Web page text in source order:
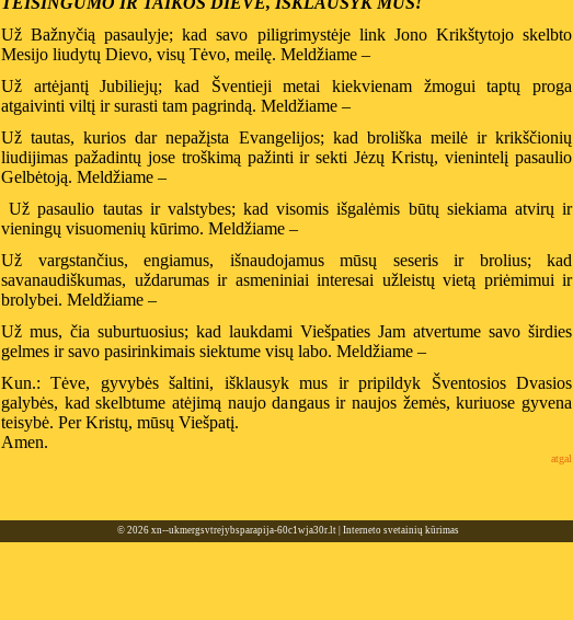
Už Bažnyčią pasaulyje; kad savo piligrimystėje link Jono Krikštytojo skelbto
Mesijo liudytų Dievo, visų Tėvo, meilę. Meldžiame –
Už artėjantį Jubiliejų; kad Šventieji metai kiekvienam žmogui taptų proga
atgaivinti viltį ir surasti tam pagrindą. Meldžiame –
Už tautas, kurios dar nepažįsta Evangelijos; kad broliška meilė ir krikščionių
liudijimas pažadintų jose troškimą pažinti ir sekti Jėzų Kristų, vienintelį pasaulio
Gelbėtoją. Meldžiame –
Už pasaulio tautas ir valstybes; kad visomis išgalėmis būtų siekiama atvirų ir
vieningų visuomenių kūrimo. Meldžiame –
Už vargstančius, engiamus, išnaudojamus mūsų seseris ir brolius; kad
savanaudiškumas, uždarumas ir asmeniniai interesai užleistų vietą priėmimui ir
brolybei. Meldžiame –
Už mus, čia suburtuosius; kad laukdami Viešpaties Jam atvertume savo širdies
gelmes ir savo pasirinkimais siektume visų labo. Meldžiame –
Kun.: Tėve, gyvybės šaltini, išklausyk mus ir pripildyk Šventosios Dvasios
galybės, kad skelbtume atėjimą naujo dangaus ir naujos žemės, kuriuose gyvena
teisybė. Per Kristų, mūsų Viešpatį.
Amen.
atgal
© 2026 xn--ukmergsvtrejybsparapija-60c1wja30r.lt Interneto svetainių kūrimas